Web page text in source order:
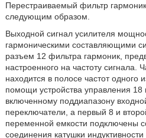
Перестраиваемый фильтр
следующим образом.
Выходной сигнал усилителя
гармоническими составляющими
разъем 12 фильтра гармоник,
настроенного на частоту сигнала.
находится в полосе частот одного
помощи устройства управления
включенному поддиапазону
переключатели, а первый 8 и
переменной емкости подключены
соединения катушки